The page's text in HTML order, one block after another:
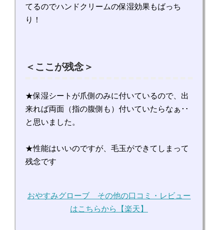
てるのでハンドクリームの保湿効果もばっち
り！
＜ここが残念＞
★保湿シートが爪側のみに付いているので、出
来れば両面（指の腹側も）付いていたらなぁ･･
と思いました。
★性能はいいのですが、毛玉ができてしまって
残念です
おやすみグローブ その他の口コミ・レビュー
はこちらから【楽天】